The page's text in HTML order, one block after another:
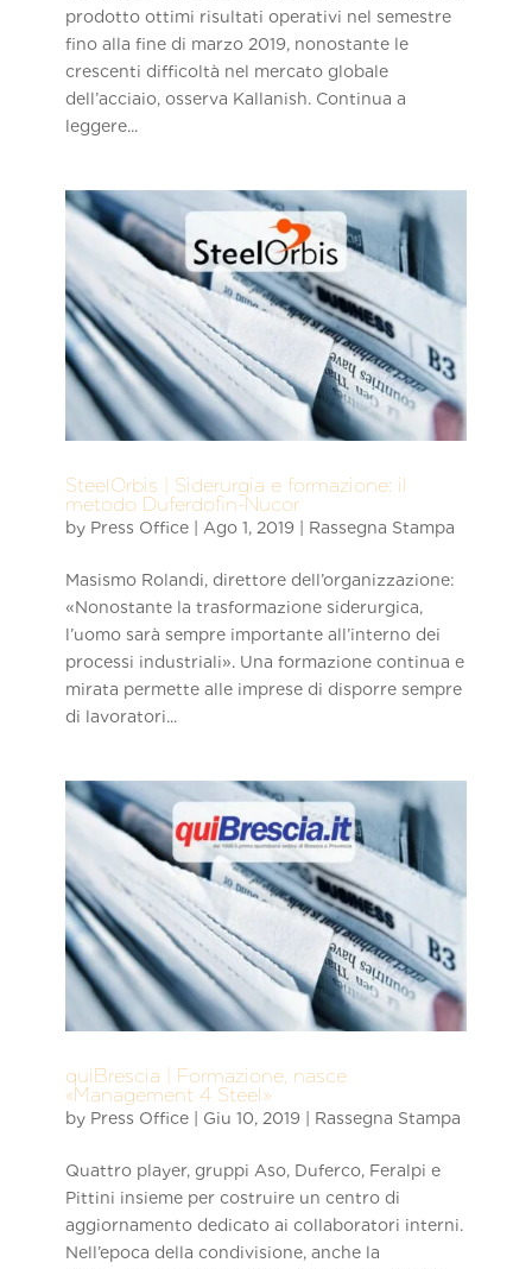
prodotto ottimi risultati operativi nel semestre
fino alla fine di marzo 2019, nonostante le
crescenti difficoltà nel mercato globale
dell’acciaio, osserva Kallanish. Continua a
leggere...
SteelOrbis | Siderurgia e formazione: il
metodo Duferdofin-Nucor
by Press Office| Ago 1, 2019| Rassegna Stampa
Masismo Rolandi, direttore dell’organizzazione:
«Nonostante la trasformazione siderurgica,
l’uomo sarà sempre importante all’interno dei
processi industriali». Una formazione continua e
mirata permette alle imprese di disporre sempre
di lavoratori...
quiBrescia | Formazione, nasce
«Management 4 Steel»
by Press Office| Giu 10, 2019| Rassegna Stampa
Quattro player, gruppi Aso, Duferco, Feralpi e
Pittini insieme per costruire un centro di
aggiornamento dedicato ai collaboratori interni.
Nell’epoca della condivisione, anche la